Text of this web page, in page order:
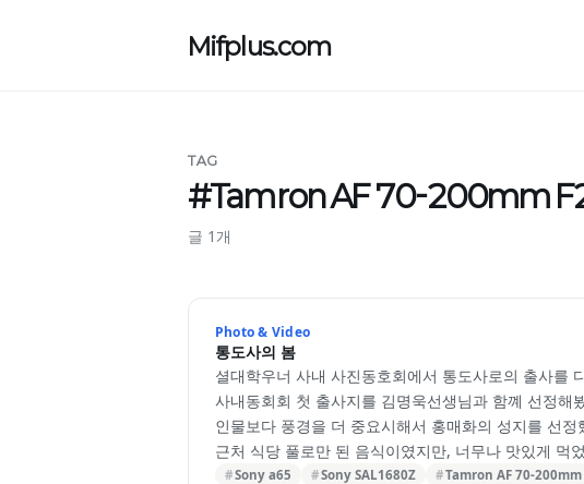
Mifplus.com
TAG
#Tamron AF 70-200mm
글 1개
Photo & Video
통도사의 봄
셜대학우너 사내 사진동호회에서 통도사로의 출사를
사내동회회 첫 출사지를 김명욱선생님과 함꼐 선정해
인물보다 풍경을 더 중요시해서 홍매화의 성지를 선정
근처 식당 풀로만 된 음식이였지만, 너무나 맛있게 먹
Sony a65 Sony SAL1680Z Tamron AF 70-200mm